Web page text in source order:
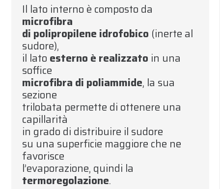
Il lato interno è composto da
microfibra
di polipropilene idrofobico (inerte al
sudore),
il lato esterno è realizzato in una
soffice
microfibra di poliammide, la sua
sezione
trilobata permette di ottenere una
capillarità
in grado di distribuire il sudore
su una superficie maggiore che ne
favorisce
l’evaporazione, quindi la
termoregolazione.